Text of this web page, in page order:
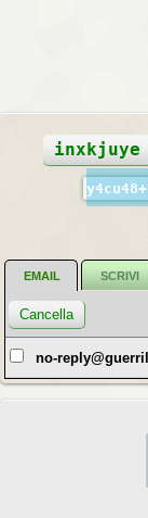
inxkjuye
EMAIL SCRIVI
no-